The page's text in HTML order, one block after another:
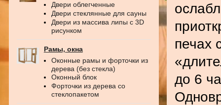
Двери облегченные
Двери стеклянные для сауны
Двери из массива липы с 3D
рисунком
Рамы, окна
Оконные рамы и форточки из
дерева (без стекла)
Оконный блок
Форточки из дерева со
стеклопакетом
печах
до 6